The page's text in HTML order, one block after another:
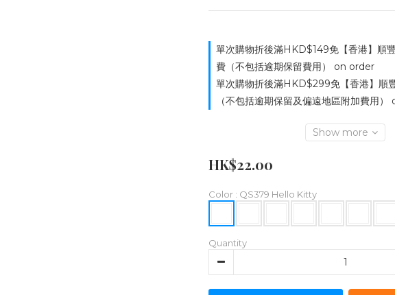
單次購物折後滿HKD$149免【香港】順
費（不包括逾期保留費用） on order
單次購物折後滿HKD$299免【香港】順
（不包括逾期保留及偏遠地區附加費用
Show more
HK$22.00
Color : QS379 Hello Kitty
Quantity